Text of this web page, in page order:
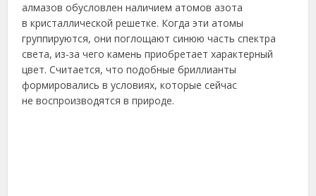
алмазов обусловлен наличием атомов азота
в кристаллической решетке. Когда эти атомы
группируются, они поглощают синюю часть спектра
света, из-за чего камень приобретает характерный
цвет. Считается, что подобные бриллианты
формировались в условиях, которые сейчас
не воспроизводятся в природе.